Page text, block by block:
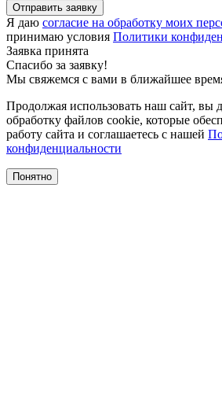
Отправить заявку
Я даю согласие на обработку моих
принимаю условия Политики
Заявка принята
Спасибо за заявку!
Мы свяжемся с вами в ближайшее
Продолжая использовать наш сайт, вы
обработку файлов cookie, которые
работу сайта и соглашаетесь с нашей
конфиденциальности
Понятно